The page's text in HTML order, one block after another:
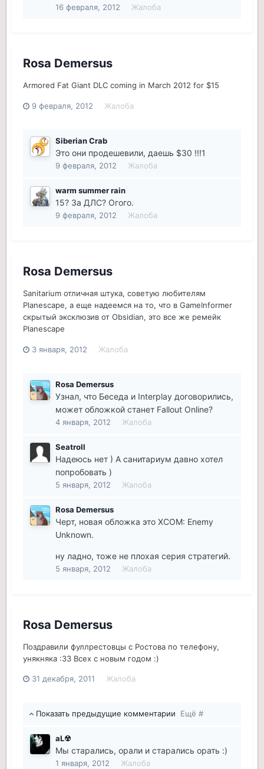
16 февраля, 2012 Жалоба
Rosa Demersus
Armored Fat Giant DLC coming in March 2012 for $15
9 февраля, 2012 Жалоба
Siberian Crab
Это они продешевили, даешь $30 !!!1
9 февраля, 2012 Жалоба
warm summer rain
15? За ДЛС? Огого.
9 февраля, 2012 Жалоба
Rosa Demersus
Sanitarium отличная штука, советую любителям
Planescape, а еще надеемся на то, что в GameInformer
скрытый эксклюзив от Obsidian, это все же ремейк
Planescape
3 января, 2012 Жалоба
Rosa Demersus
Узнал, что Беседа и Interplay договорились,
может обложкой станет Fallout Online?
4 января, 2012 Жалоба
Seatroll
Надеюсь нет ) А санитариум давно хотел
попробовать )
5 января, 2012 Жалоба
Rosa Demersus
Черт, новая обложка это XCOM: Enemy
Unknown.
ну ладно, тоже не плохая серия стратегий.
5 января, 2012 Жалоба
Rosa Demersus
Поздравили фуллрестовцы с Ростова по телефону,
унякняка :33 Всех с новым годом :)
31 декабря, 2011 Жалоба
Показать предыдущие комментарии Ещё #
aL☢
Мы старались, орали и старались орать :)
1 января, 2012 Жалоба